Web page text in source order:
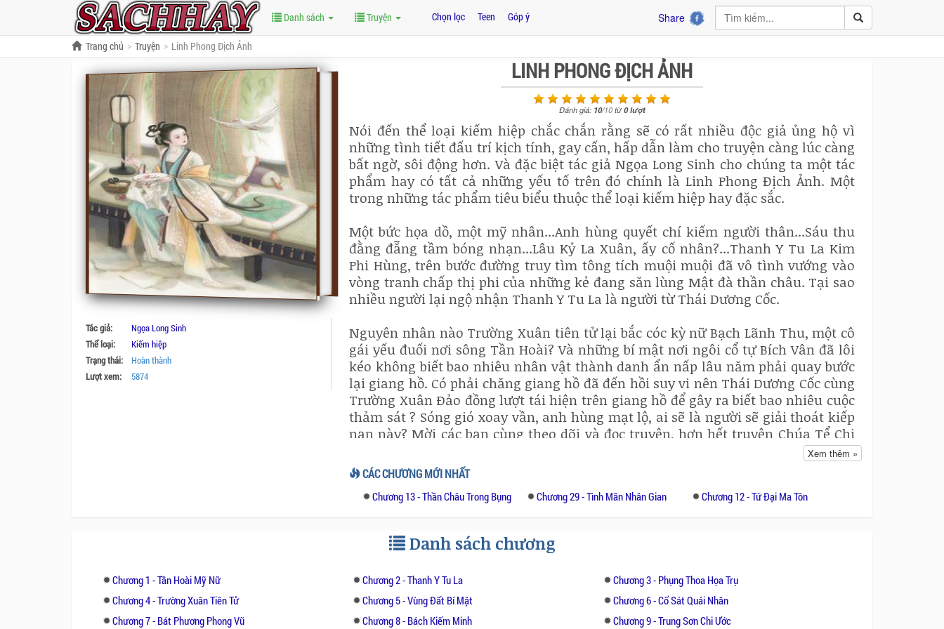
Danh sách Truyện Chọn lọc Teen Góp ý Share
Trang chủ Truyện Linh Phong Địch Ảnh
Tác giả:
Ngọa Long Sinh
Thể loại:
Kiếm hiệp
Trạng thái:
Hoàn thành
Lượt xem:
5874
LINH PHONG ĐỊCH ẢNH
Đánh giá: 10/10từ0lượt
Nói đến thể loại kiếm hiệp chắc chắn rằng sẽ có rất nhiều độc giả ủng hộ vì
những tình tiết đấu trí kịch tính, gay cấn, hấp dẫn làm cho truyện càng lúc càng
bất ngờ, sôi động hơn. Và đặc biệt tác giả Ngọa Long Sinh cho chúng ta một tác
phẩm hay có tất cả những yếu tố trên đó chính là Linh Phong Địch Ảnh. Một
trong những tác phẩm tiêu biểu thuộc thể loại kiếm hiệp hay đặc sắc.
Một bức họa dồ, một mỹ nhân...Anh hùng quyết chí kiếm người thân...Sáu thu
đằng đẵng tầm bóng nhạn...Lâu Kỷ La Xuân, ấy cố nhân?...Thanh Y Tu La Kim
Phi Hùng, trên bước đường truy tìm tông tích muội muội đã vô tình vướng vào
vòng tranh chấp thị phi của những kẻ đang săn lùng Mật đà thần châu. Tại sao
nhiều người lại ngộ nhận Thanh Y Tu La là người từ Thái Dương Cốc.
Nguyên nhân nào Trường Xuân tiên tử lại bắc cóc kỳ nữ Bạch Lãnh Thu, một cô
gái yếu đuối nơi sông Tần Hoài? Và những bí mật nơi ngôi cổ tự Bích Vân đã lôi
kéo không biết bao nhiêu nhân vật thành danh ẩn nấp lâu năm phải quay bước
lại giang hồ. Có phải chăng giang hồ đã đến hồi suy vi nên Thái Dương Cốc cùng
Trường Xuân Ðảo đồng lượt tái hiện trên giang hồ để gây ra biết bao nhiêu cuộc
thảm sát ? Sóng gió xoay vần, anh hùng mạt lộ, ai sẽ là người sẽ giải thoát kiếp
nạn này? Mời các bạn cùng theo dõi và đọc truyện, hơn hết truyện Chúa Tể Chi
Xem thêm »
CÁC CHƯƠNG MỚI NHẤT
Chương 13 - Thần Châu Trong Bụng Chương 29 - Tình Mãn Nhân Gian Chương 12 - Tứ Đại Ma Tôn
Danh sách chương
Chương 1 - Tần Hoài Mỹ Nữ Chương 2 - Thanh Y Tu La
Chương 3 - Phụng Thoa Họa Trụ
Chương 4 - Trường Xuân Tiên Tử
Chương 5 - Vùng Đất Bí Mật
Chương 6 - Cổ Sát Quái Nhân
Chương 7 - Bát Phương Phong Vũ
Chương 8 - Bách Kiếm Minh Chương 9 - Trung Sơn Chi Ước